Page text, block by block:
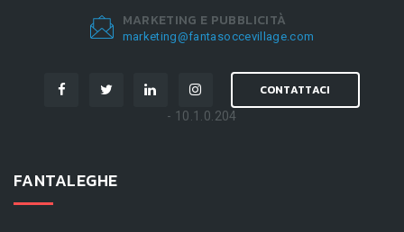
MARKETING E PUBBLICITÀ
marketing@fantasoccevillage.com
CONTATTACI
- 10.1.0.204
FANTALEGHE